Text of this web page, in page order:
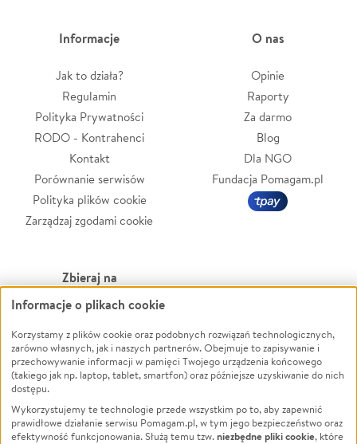
Informacje
Jak to działa?
Regulamin
Polityka Prywatności
RODO - Kontrahenci
Kontakt
Porównanie serwisów
Polityka plików cookie
Zarządzaj zgodami cookie
O nas
Opinie
Raporty
Za darmo
Blog
Dla NGO
Fundacja Pomagam.pl
Zbieraj na
Leczenie
Zwierzęta
Pożar
Ukraina
Pomoc Finansowa
Projekty
Powódź
Wichura
NGO
Edukacja
Podróż
Informacje o plikach cookie
Korzystamy z plików cookie oraz podobnych rozwiązań technologicznych,
zarówno własnych, jak i naszych partnerów. Obejmuje to zapisywanie i
przechowywanie informacji w pamięci Twojego urządzenia końcowego
(takiego jak np. laptop, tablet, smartfon) oraz późniejsze uzyskiwanie do nich
dostępu.
Wykorzystujemy te technologie przede wszystkim po to, aby zapewnić
prawidłowe działanie serwisu Pomagam.pl, w tym jego bezpieczeństwo oraz
efektywność funkcjonowania. Służą temu tzw.niezbędne pliki cookie, które